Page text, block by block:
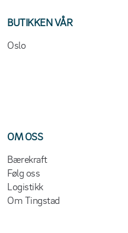
BUTIKKEN VÅR
Oslo
OM OSS
Bærekraft
Følg oss
Logistikk
Om Tingstad